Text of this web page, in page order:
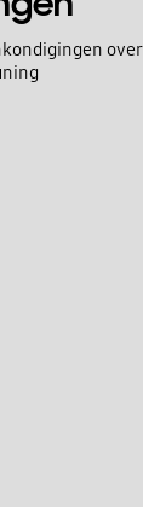
over